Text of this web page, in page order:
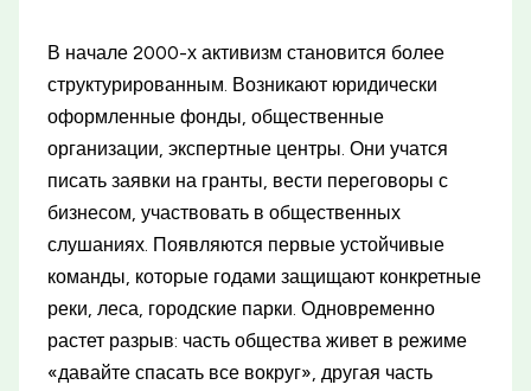
В начале 2000-х активизм становится более
структурированным. Возникают юридически
оформленные фонды, общественные
организации, экспертные центры. Они учатся
писать заявки на гранты, вести переговоры с
бизнесом, участвовать в общественных
слушаниях. Появляются первые устойчивые
команды, которые годами защищают конкретные
реки, леса, городские парки. Одновременно
растет разрыв: часть общества живет в режиме
«давайте спасать все вокруг», другая часть